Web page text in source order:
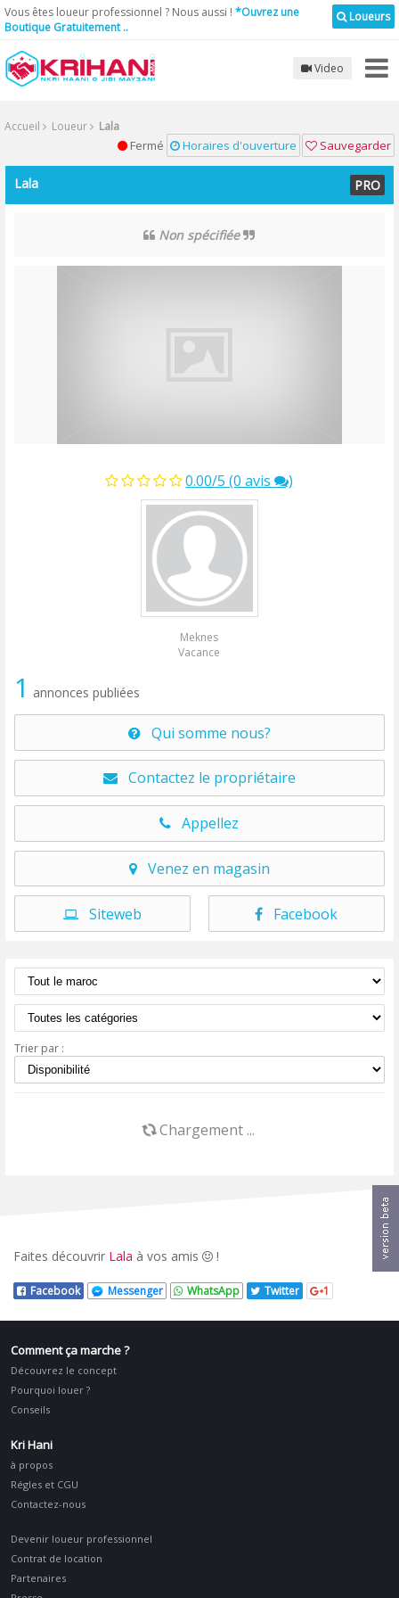
Loueurs
Vous êtes loueur professionnel ? Nous aussi ! *Ouvrez une
Boutique Gratuitement ..
Video
Accueil Loueur Lala
Sauvegarder
Fermé Horaires d'ouverture
Lala PRO
Non spécifiée
0.00/5 (0 avis )
Meknes
Vacance
1 annonces publiées
Qui somme nous?
Contactez le propriétaire
Appellez
Venez en magasin
Siteweb Facebook
Trier par :
Chargement ...
Faites découvrir Lala à vos amis !
Facebook Messenger WhatsApp Twitter 1
Comment ça marche ?
Découvrez le concept
Pourquoi louer ?
Conseils
Kri Hani
à propos
Régles et CGU
Contactez-nous
Devenir loueur professionnel
Contrat de location
Partenaires